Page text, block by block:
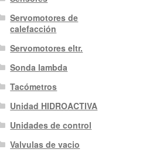
Servomotores de
calefacción
Servomotores eltr.
Sonda lambda
Tacómetros
Unidad HIDROACTIVA
Unidades de control
Valvulas de vacio